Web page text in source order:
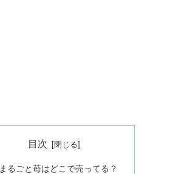
目次
まるごと苺はどこで売ってる？